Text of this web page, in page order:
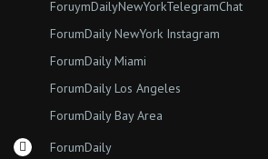
ForuymDailyNewYorkTelegramChat
ForumDaily NewYork Instagram
ForumDaily Miami
ForumDaily Los Angeles
ForumDaily Bay Area
ForumDaily